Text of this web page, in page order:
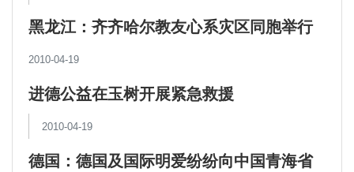
黑龙江：齐齐哈尔教友心系灾区同胞举行
2010-04-19
进德公益在玉树开展紧急救援
2010-04-19
德国：德国及国际明爱纷纷向中国青海省